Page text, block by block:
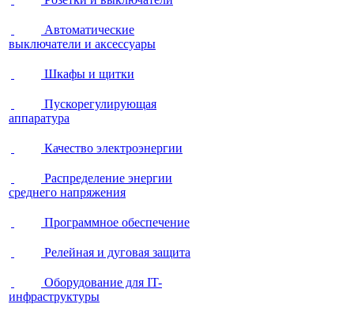
Автоматические
выключатели и аксессуары
Шкафы и щитки
Пускорегулирующая
аппаратура
Качество электроэнергии
Распределение энергии
среднего напряжения
Программное обеспечение
Релейная и дуговая защита
Оборудование для IT-
инфраструктуры